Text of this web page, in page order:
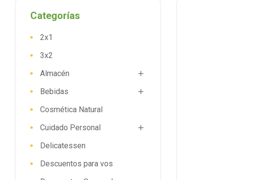
Categorías
2x1
3x2
Almacén
Bebidas
Cosmética Natural
Cuidado Personal
Delicatessen
Descuentos para vos